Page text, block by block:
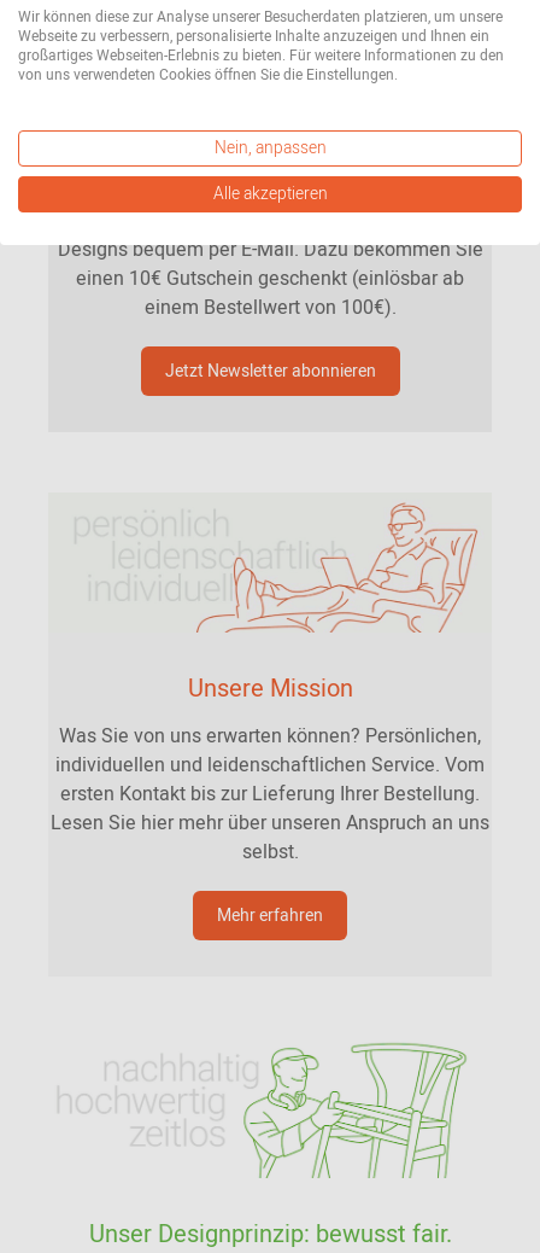
Immer auf dem neuesten Stand sein &
10€ Gutschein sichern
Unsere Angebote und Trends aus der Welt des
Designs bequem per E-Mail. Dazu bekommen Sie
einen 10€ Gutschein geschenkt (einlösbar ab
einem Bestellwert von 100€).
Jetzt Newsletter abonnieren
Unsere Mission
Was Sie von uns erwarten können? Persönlichen,
individuellen und leidenschaftlichen Service. Vom
ersten Kontakt bis zur Lieferung Ihrer Bestellung.
Lesen Sie hier mehr über unseren Anspruch an uns
selbst.
Mehr erfahren
Unser Designprinzip: bewusst fair.
Wir können diese zur Analyse unserer Besucherdaten platzieren, um unsere
Webseite zu verbessern, personalisierte Inhalte anzuzeigen und Ihnen ein
großartiges Webseiten-Erlebnis zu bieten. Für weitere Informationen zu den
von uns verwendeten Cookies öffnen Sie die Einstellungen.
Nein, anpassen
Alle akzeptieren